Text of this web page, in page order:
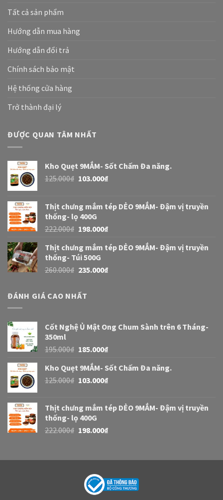
Tất cả sản phẩm
Hướng dẫn mua hàng
Hướng dẫn đổi trả
Chính sách bảo mật
Hệ thống cửa hàng
Trở thành đại lý
ĐƯỢC QUAN TÂM NHẤT
Kho Quẹt 9MẮM- Sốt Chấm Đa năng.
125.000₫ 103.000₫
Thịt chưng mắm tép DẺO 9MẮM- Đậm vị truyền
thống- lọ 400G
222.000₫ 198.000₫
Thịt chưng mắm tép DẺO 9MẮM- Đậm vị truyền
thống- Túi 500G
260.000₫ 235.000₫
ĐÁNH GIÁ CAO NHẤT
Cốt Nghệ Ủ Mật Ong Chum Sành trên 6 Tháng-
350ml
195.000₫ 185.000₫
Kho Quẹt 9MẮM- Sốt Chấm Đa năng.
125.000₫ 103.000₫
Thịt chưng mắm tép DẺO 9MẮM- Đậm vị truyền
thống- lọ 400G
222.000₫ 198.000₫